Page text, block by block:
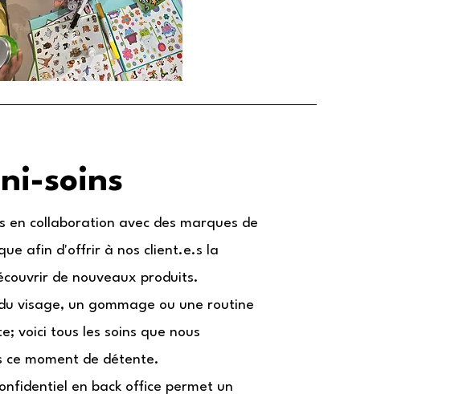
soins
en collaboration avec des marques de
afin d'offrir à nos client.e.s la
de nouveaux produits.
visage, un gommage ou une routine
voici tous les soins que nous
ce moment de détente.
en back office permet un